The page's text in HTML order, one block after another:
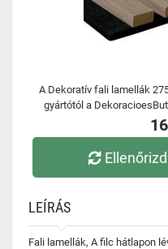
A Dekoratív fali lamellák
gyártótól a
LEÍRÁS
Fali lamellák, A filc hátlapon